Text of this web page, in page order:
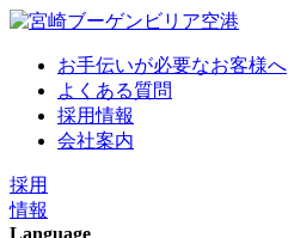
お手伝いが必要なお客様へ
よくある質問
採用情報
会社案内
採用
情報
Language